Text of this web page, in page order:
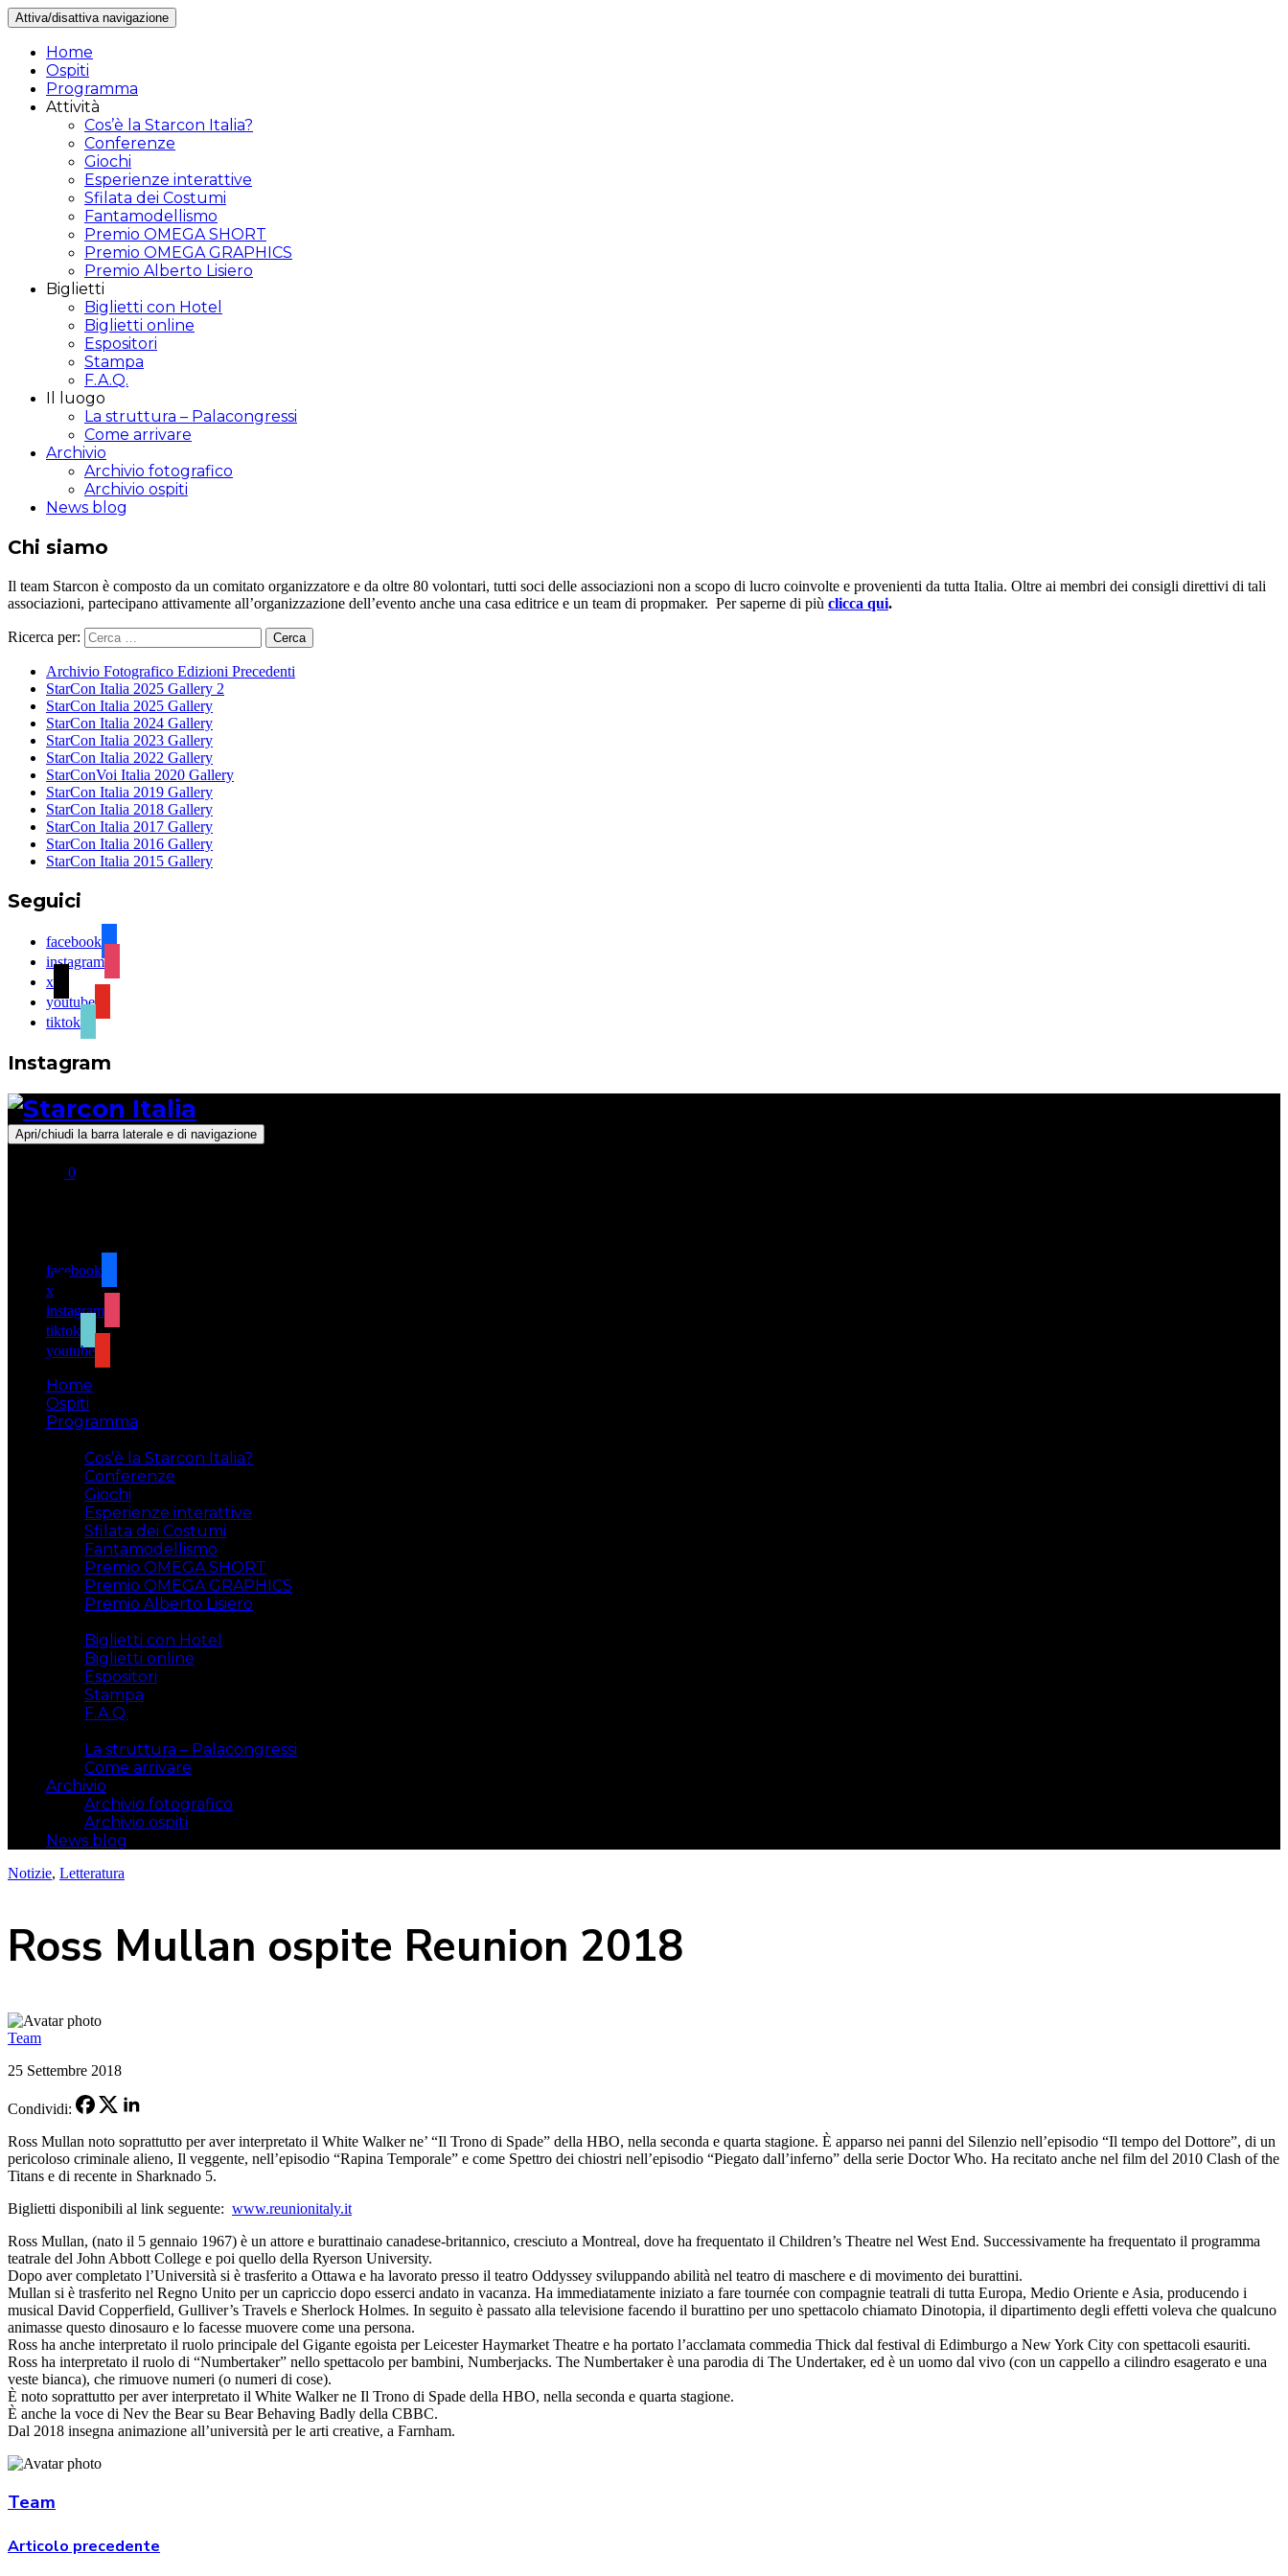
Attiva/disattiva navigazione
Home
Ospiti
Programma
Attività
Cos’è la Starcon Italia?
Conferenze
Giochi
Esperienze interattive
Sfilata dei Costumi
Fantamodellismo
Premio OMEGA SHORT
Premio OMEGA GRAPHICS
Premio Alberto Lisiero
Biglietti
Biglietti con Hotel
Biglietti online
Espositori
Stampa
F.A.Q.
Il luogo
La struttura – Palacongressi
Come arrivare
Archivio
Archivio fotografico
Archivio ospiti
News blog
Chi siamo
Il team Starcon è composto da un comitato organizzatore e da oltre 80 volontari, tutti soci delle associazioni non a scopo di lucro coinvolte e provenienti da tutta Italia. Oltre ai membri dei consigli direttivi di tali
associazioni, partecipano attivamente all’organizzazione dell’evento anche una casa editrice e un team di propmaker. Per saperne di più clicca qui.
Ricerca per:
Archivio Fotografico Edizioni Precedenti
StarCon Italia 2025 Gallery 2
StarCon Italia 2025 Gallery
StarCon Italia 2024 Gallery
StarCon Italia 2023 Gallery
StarCon Italia 2022 Gallery
StarConVoi Italia 2020 Gallery
StarCon Italia 2019 Gallery
StarCon Italia 2018 Gallery
StarCon Italia 2017 Gallery
StarCon Italia 2016 Gallery
StarCon Italia 2015 Gallery
Seguici
facebook
instagram
x
youtube
tiktok
Instagram
Apri/chiudi la barra laterale e di navigazione
0
facebook
x
instagram
tiktok
youtube
Home
Ospiti
Programma
Cos’è la Starcon Italia?
Conferenze
Giochi
Esperienze interattive
Sfilata dei Costumi
Fantamodellismo
Premio OMEGA SHORT
Premio OMEGA GRAPHICS
Premio Alberto Lisiero
Biglietti con Hotel
Biglietti online
Espositori
Stampa
F.A.Q.
La struttura – Palacongressi
Come arrivare
Archivio
Archivio fotografico
Archivio ospiti
News blog
Notizie, Letteratura
Ross Mullan ospite Reunion 2018
Team
25 Settembre 2018
Condividi:
Ross Mullan noto soprattutto per aver interpretato il White Walker ne’ “Il Trono di Spade” della HBO, nella seconda e quarta stagione. È apparso nei panni del Silenzio nell’episodio “Il tempo del Dottore”, di un
pericoloso criminale alieno, Il veggente, nell’episodio “Rapina Temporale” e come Spettro dei chiostri nell’episodio “Piegato dall’inferno” della serie Doctor Who. Ha recitato anche nel film del 2010 Clash of the
Titans e di recente in Sharknado 5.
Biglietti disponibili al link seguente: www.reunionitaly.it
Ross Mullan, (nato il 5 gennaio 1967) è un attore e burattinaio canadese-britannico, cresciuto a Montreal, dove ha frequentato il Children’s Theatre nel West End. Successivamente ha frequentato il programma
teatrale del John Abbott College e poi quello della Ryerson University.
Dopo aver completato l’Università si è trasferito a Ottawa e ha lavorato presso il teatro Oddyssey sviluppando abilità nel teatro di maschere e di movimento dei burattini.
Mullan si è trasferito nel Regno Unito per un capriccio dopo esserci andato in vacanza. Ha immediatamente iniziato a fare tournée con compagnie teatrali di tutta Europa, Medio Oriente e Asia, producendo i
musical David Copperfield, Gulliver’s Travels e Sherlock Holmes. In seguito è passato alla televisione facendo il burattino per uno spettacolo chiamato Dinotopia, il dipartimento degli effetti voleva che qualcuno
animasse questo dinosauro e lo facesse muovere come una persona.
Ross ha anche interpretato il ruolo principale del Gigante egoista per Leicester Haymarket Theatre e ha portato l’acclamata commedia Thick dal festival di Edimburgo a New York City con spettacoli esauriti.
Ross ha interpretato il ruolo di “Numbertaker” nello spettacolo per bambini, Numberjacks. The Numbertaker è una parodia di The Undertaker, ed è un uomo dal vivo (con un cappello a cilindro esagerato e una
veste bianca), che rimuove numeri (o numeri di cose).
È noto soprattutto per aver interpretato il White Walker ne Il Trono di Spade della HBO, nella seconda e quarta stagione.
È anche la voce di Nev the Bear su Bear Behaving Badly della CBBC.
Dal 2018 insegna animazione all’università per le arti creative, a Farnham.
Team
Articolo precedente